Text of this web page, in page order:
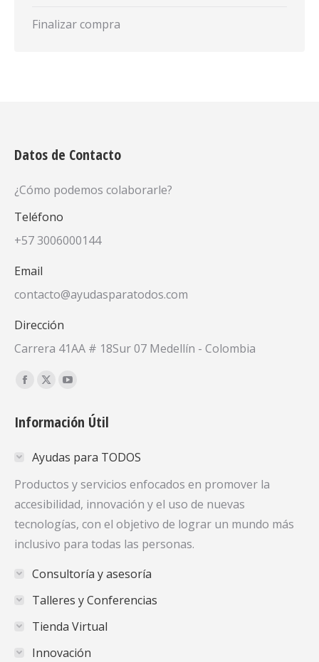
Finalizar compra
Datos de Contacto
¿Cómo podemos colaborarle?
Teléfono
+57 3006000144
Email
contacto@ayudasparatodos.com
Dirección
Carrera 41AA # 18Sur 07 Medellín - Colombia
Encuéntranos en:
Facebook
opens
new
window
X
opens
new
window
YouTube
opens
new
window
Información Útil
Ayudas para TODOS
Productos y servicios enfocados en promover la
accesibilidad, innovación y el uso de nuevas
tecnologías, con el objetivo de lograr un mundo más
inclusivo para todas las personas.
Consultoría y asesoría
Talleres y Conferencias
Tienda Virtual
Innovación